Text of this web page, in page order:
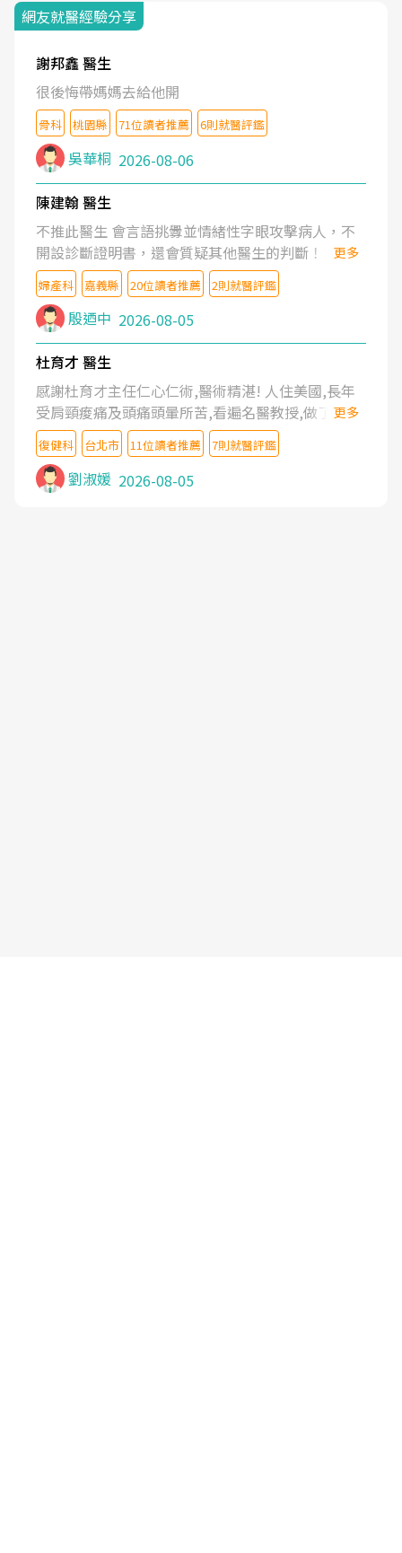
網友就醫經驗分享
謝邦鑫 醫生
很後悔帶媽媽去給他開
骨科 桃園縣 71位讀者推薦 6則就醫評鑑
吳華桐 2026-08-06
陳建翰 醫生
不推此醫生 會言語挑釁並情緒性字眼攻擊病人，不
開設診斷證明書，還會質疑其他醫生的判斷！
更多
婦產科 嘉義縣 20位讀者推薦 2則就醫評鑑
殷迺中 2026-08-05
杜育才 醫生
感謝杜育才主任仁心仁術,醫術精湛! 人住美國,長年
受肩頸痠痛及頭痛頭暈所苦,看遍名醫教授,做了各種
檢查,也嘗試過西醫打針,中醫針灸及物理徒手治療都
沒有用,後來連吃到嗎啡類止痛藥都效果有限,只是壓
症狀,沒多久就痛起來,多年失眠嚴重影響生活品質.
台灣親友介紹忠孝醫院杜育才主任是頸頭症候群專
更多
復健科 台北市 11位讀者推薦 7則就醫評鑑
劉淑媛 2026-08-05